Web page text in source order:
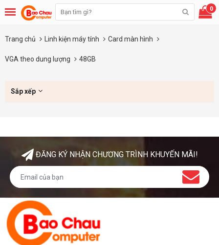
0
Trang chủ Linh kiện máy tính Card màn hình
VGA theo dung lượng 48GB
Sắp xếp
ĐĂNG KÝ NHẬN CHƯƠNG TRÌNH KHUYẾN MÃI!